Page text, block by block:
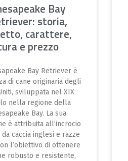
Bay
storia,
carattere,
e prezzo
Bay Retriever è
di cane originaria degli
sviluppata nel XIX
nella regione della
Bay. La sua
è attribuita all’incrocio
caccia inglesi e razze
l’obiettivo di ottenere
robusto e resistente,